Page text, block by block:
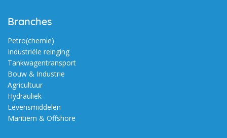
Branches
Petro(chemie)
Industriële reinging
Tankwagentransport
Bouw & Industrie
Agricultuur
Hydrauliek
Levensmiddelen
Maritiem & Offshore